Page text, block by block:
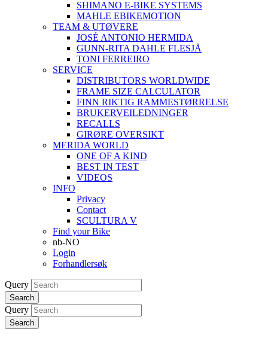
SHIMANO E-BIKE SYSTEMS
MAHLE EBIKEMOTION
TEAM & UTØVERE
JOSÉ ANTONIO HERMIDA
GUNN-RITA DAHLE FLESJÅ
TONI FERREIRO
SERVICE
DISTRIBUTORS WORLDWIDE
FRAME SIZE CALCULATOR
FINN RIKTIG RAMMESTØRRELSE
BRUKERVEILEDNINGER
RECALLS
GIRØRE OVERSIKT
MERIDA WORLD
ONE OF A KIND
BEST IN TEST
VIDEOS
INFO
Privacy
Contact
SCULTURA V
Find your Bike
nb-NO
Login
Forhandlersøk
Query
Search
Query
Search